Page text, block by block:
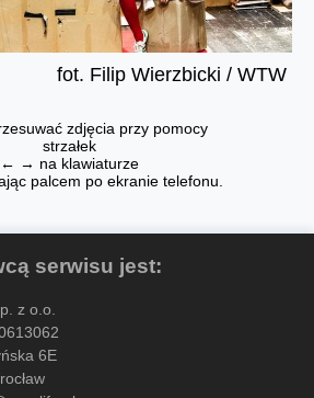
fot. Filip Wierzbicki / WTW
zdjęcia przy pomocy
strzałek
← → na klawiaturze
palcem po ekranie telefonu.
serwisu jest:
z o.o.
6E